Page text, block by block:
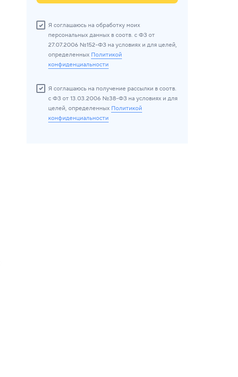
Я соглашаюсь на обработку моих
персональных данных в соотв. с ФЗ от
27.07.2006 №152-ФЗ на условиях и для целей,
определенных Политикой
конфиденциальности
Я соглашаюсь на получение рассылки в соотв.
с ФЗ от 13.03.2006 №38-ФЗ на условиях и для
целей, определенных Политикой
конфиденциальности